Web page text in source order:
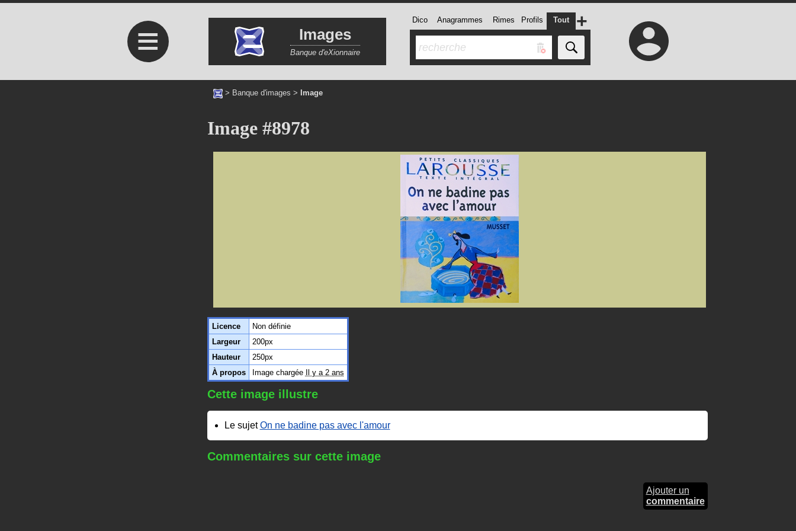
≡ Images
Banque d'eXionnaire
Dico Anagrammes Rimes Profils Tout +
> Banque d'images > Image
Image #8978
Licence
Non définie
Largeur
200px
Hauteur
250px
À propos
Image chargée Il y a 2 ans
Cette image illustre
Le sujetOn ne badine pas avec l'amour
Commentaires sur cette image
Ajouter un
commentaire